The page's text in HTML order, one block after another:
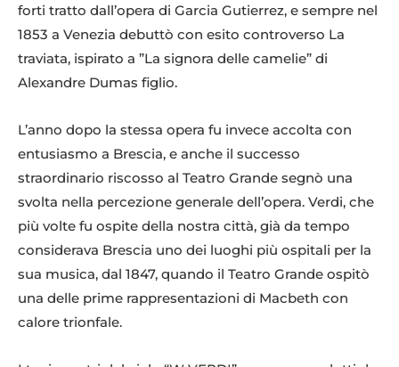
forti tratto dall’opera di Garcia Gutierrez, e sempre nel
1853 a Venezia debuttò con esito controverso La
traviata, ispirato a ”La signora delle camelie” di
Alexandre Dumas figlio.
L’anno dopo la stessa opera fu invece accolta con
entusiasmo a Brescia, e anche il successo
straordinario riscosso al Teatro Grande segnò una
svolta nella percezione generale dell’opera. Verdi, che
più volte fu ospite della nostra città, già da tempo
considerava Brescia uno dei luoghi più ospitali per la
sua musica, dal 1847, quando il Teatro Grande ospitò
una delle prime rappresentazioni di Macbeth con
calore trionfale.